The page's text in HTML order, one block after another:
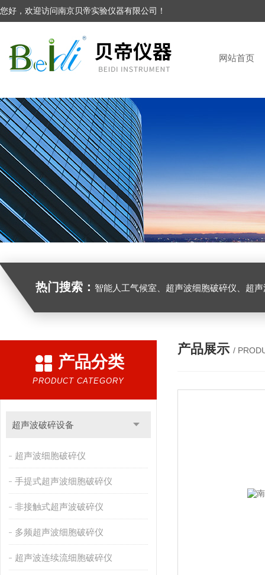
您好，欢迎访问南京贝帝实验仪器有限公司！
网站首页
热门搜索： 智能人工气候室、超声波细胞破碎仪、超
产品分类
PRODUCT CATEGORY
超声波破碎设备
超声波细胞破碎仪
手提式超声波细胞破碎仪
非接触式超声波破碎仪
多频超声波细胞破碎仪
超声波连续流细胞破碎仪
产品展示 /